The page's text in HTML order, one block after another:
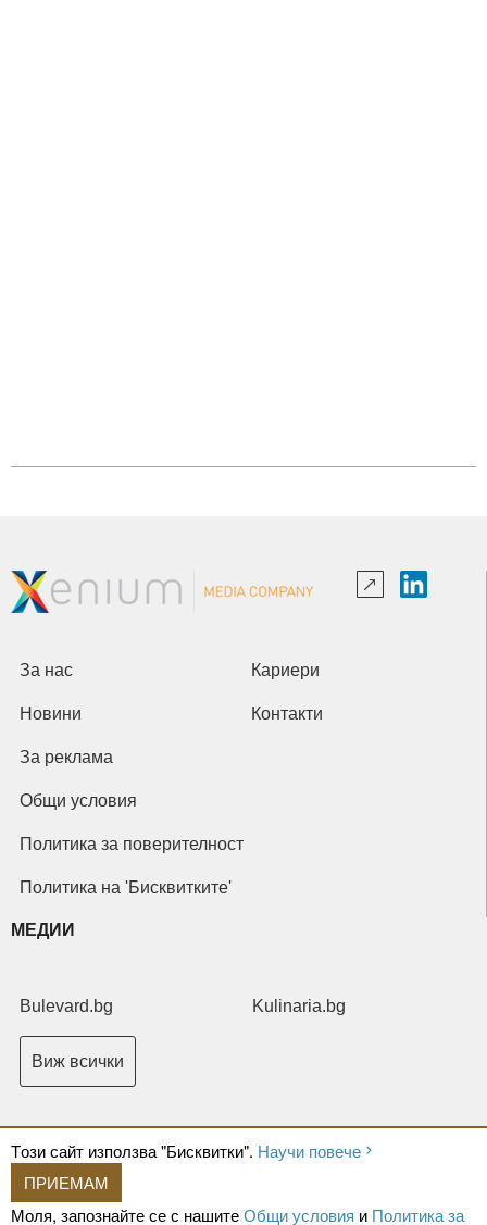
Tози сайт използва "Бисквитки". Научи повече
ПРИЕМАМ
Моля, запознайте се с нашитеОбщи условия и Политика за
За нас Кариери
Новини Контакти
За реклама
Общи условия
Политика за поверителност
Политика на 'Бисквитките'
МЕДИИ
Bulevard.bg Kulinaria.bg
Виж всички
Copyright © 2026 Ксениум ООД. Всички права запазени.